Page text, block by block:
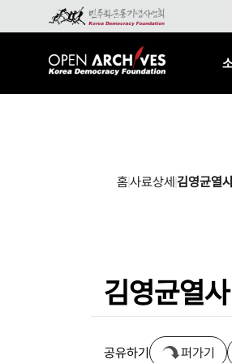
홈사료상세김영균열
김영균열
공유하기 퍼가기